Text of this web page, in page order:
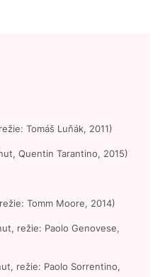
Tomáš Luňák, 2011)
Quentin Tarantino, 2015)
Tomm Moore, 2014)
režie: Paolo Genovese,
režie: Paolo Sorrentino,